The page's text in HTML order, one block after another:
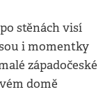
stěnách visí
i momentky
západočeské
domě